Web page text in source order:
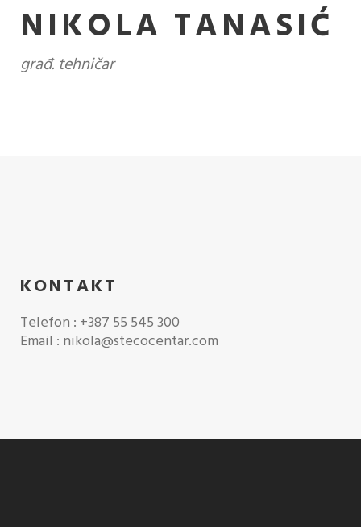
NIKOLA TANASIĆ
građ. tehničar
KONTAKT
Telefon : +387 55 545 300
Email : nikola@stecocentar.com